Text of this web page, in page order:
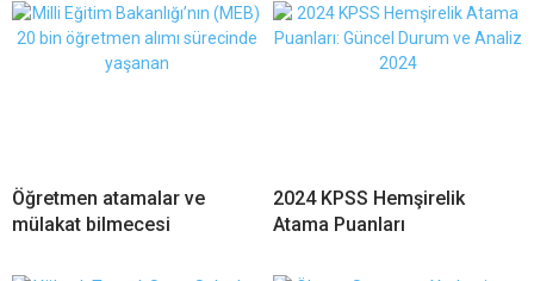
Öğretmen atamalar ve
mülakat bilmecesi
2024 KPSS Hemşirelik
Atama Puanları